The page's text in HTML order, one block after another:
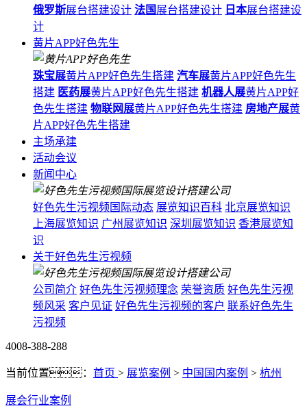
俄罗斯展台搭建设计 法国 展台搭建设计 日本展台搭建设
计
黄片APP好色先生
珠宝展黄片APP好色先生搭建 汽车展黄片APP好色先生
搭建 医药展黄片APP好色先生搭建 机器人展黄片APP好
色先生搭建 物联网展黄片APP好色先生搭建 房地产展黄
片APP好色先生搭建
主场承建
活动会议
新闻中心
好色先生污视频国际动态 展览知识百科 北京展览知识
上海展览知识 广州展览知识 深圳展览知识 香港展览知
识
关于好色先生污视频
公司简介 好色先生污视频理念 荣誉资质 好色先生污视
频风采 客户见证 好色先生污视频的客户 联系好色先生
污视频
4008-388-288
当前位置： 首页 > 展览案例 > 中国国内案例 > 杭州
展会行业案例